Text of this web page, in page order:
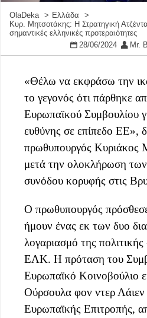
OlaDeka
Ελλάδα
Κυρ. Μητσοτάκης: Η Στρατηγική
σημαντικές ελληνικές προτεραιότητες
28/06/2024
Mr.
«Θέλω να εκφράσω την
το γεγονός ότι πάρθηκε
Ευρωπαϊκού Συμβουλίου
ευθύνης σε επίπεδο ΕΕ»,
πρωθυπουργός Κυριάκος
μετά την ολοκλήρωση
συνόδου κορυφής στις
Ο πρωθυπουργός
ήμουν ένας εκ των δυο
λογαριασμό της πολιτικής
ΕΛΚ. Η πρόταση του
Ευρωπαϊκό Κοινοβούλιο
Ούρσουλα φον ντερ
Ευρωπαϊκής Επιτροπής,